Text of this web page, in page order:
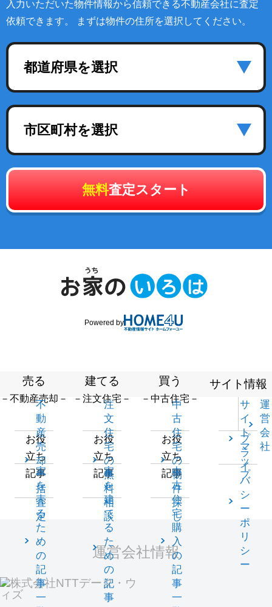
入力いただいた物件情報から信頼できる不動産会社に査定
依頼できます。 まずは物件の住所を選択してください。
都道府県を選択
市区町村を選択
無料査定スタート
Powered by
売る
－不動産売却－
不
動
産
売
却
一
括
査
定
お役
立ち
記事
家
を
売
る
た
め
の
記
事
一
建てる
－注文住宅－
注
文
住
宅
の
無
料
相
談
お役
立ち
記事
家
を
建
て
る
た
め
の
記
事
買う
－中古住宅－
中
古
住
宅
の
物
件
探
し
お役
立ち
記事
中
古
住
宅
購
入
の
記
事
一
サイト情報
サ
イ
ト
マ
ッ
プ
運
営
会
社
プ
ラ
イ
バ
シ
ー
ポ
リ
シ
ー
運営会社情報